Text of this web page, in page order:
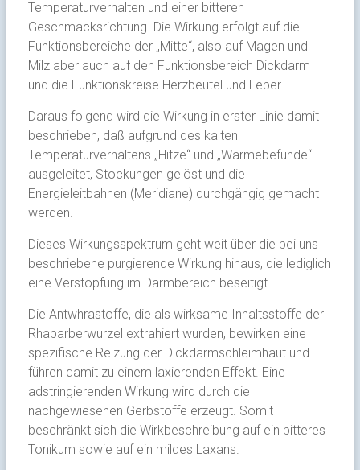
Temperaturverhalten und einer bitteren
Geschmacksrichtung. Die Wirkung erfolgt auf die
Funktionsbereiche der „Mitte“, also auf Magen und
Milz aber auch auf den Funktionsbereich Dickdarm
und die Funktionskreise Herzbeutel und Leber.
Daraus folgend wird die Wirkung in erster Linie damit
beschrieben, daß aufgrund des kalten
Temperaturverhaltens „Hitze“ und „Wärmebefunde“
ausgeleitet, Stockungen gelöst und die
Energieleitbahnen (Meridiane) durchgängig gemacht
werden.
Dieses Wirkungsspektrum geht weit über die bei uns
beschriebene purgierende Wirkung hinaus, die lediglich
eine Verstopfung im Darmbereich beseitigt.
Die Antwhrastoffe, die als wirksame Inhaltsstoffe der
Rhabarberwurzel extrahiert wurden, bewirken eine
spezifische Reizung der Dickdarmschleimhaut und
führen damit zu einem laxierenden Effekt. Eine
adstringierenden Wirkung wird durch die
nachgewiesenen Gerbstoffe erzeugt. Somit
beschränkt sich die Wirkbeschreibung auf ein bitteres
Tonikum sowie auf ein mildes Laxans.